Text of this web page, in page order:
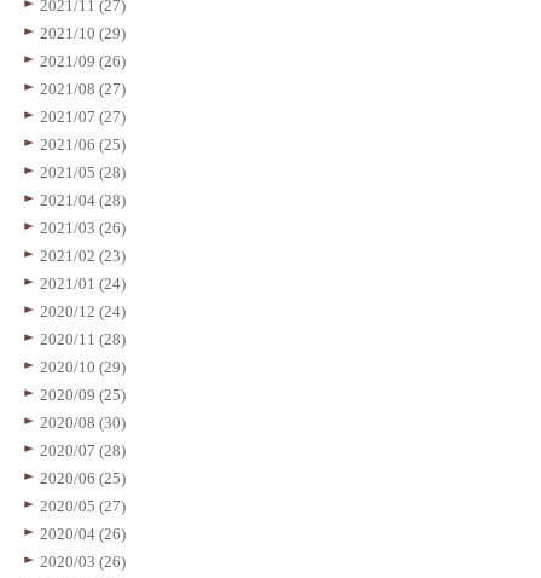
2021/11 (27)
2021/10 (29)
2021/09 (26)
2021/08 (27)
2021/07 (27)
2021/06 (25)
2021/05 (28)
2021/04 (28)
2021/03 (26)
2021/02 (23)
2021/01 (24)
2020/12 (24)
2020/11 (28)
2020/10 (29)
2020/09 (25)
2020/08 (30)
2020/07 (28)
2020/06 (25)
2020/05 (27)
2020/04 (26)
2020/03 (26)